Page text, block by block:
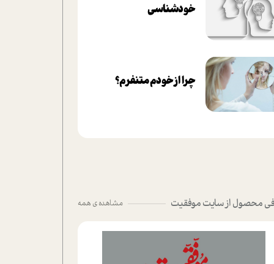
خودشناسی
چرا از خودم متنفرم؟
محصول از سایت موفقیت مشاهده ی همه